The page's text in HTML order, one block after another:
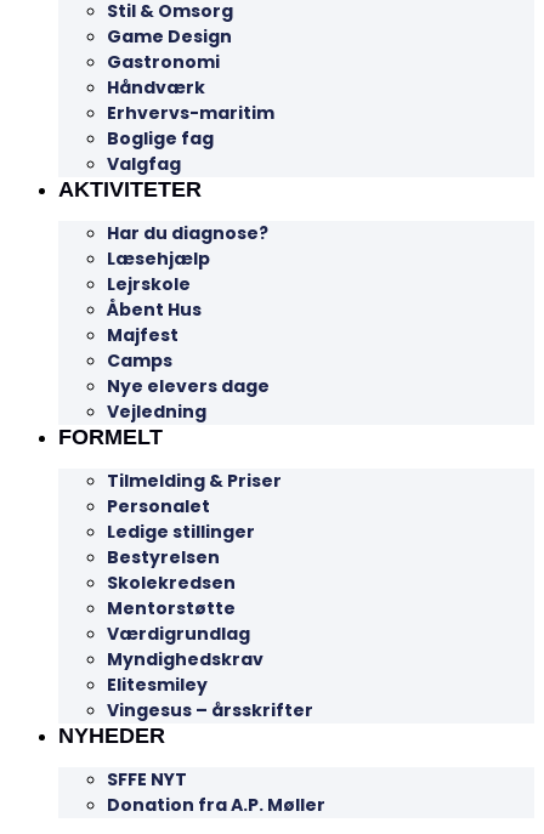
Stil & Omsorg
Game Design
Gastronomi
Håndværk
Erhvervs-maritim
Boglige fag
Valgfag
AKTIVITETER
Har du diagnose?
Læsehjælp
Lejrskole
Åbent Hus
Majfest
Camps
Nye elevers dage
Vejledning
FORMELT
Tilmelding & Priser
Personalet
Ledige stillinger
Bestyrelsen
Skolekredsen
Mentorstøtte
Værdigrundlag
Myndighedskrav
Elitesmiley
Vingesus – årsskrifter
NYHEDER
SFFE NYT
Donation fra A.P. Møller